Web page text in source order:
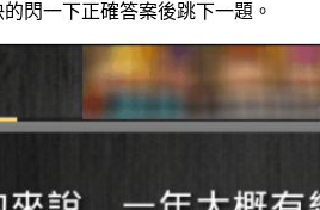
閃一下正確答案後跳下一題。